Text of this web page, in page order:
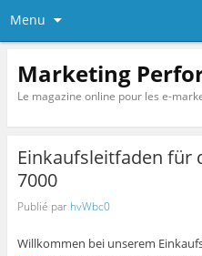
Menu
Marketing
Le magazine online pour les e-
Einkaufsleitfaden für
7000
Publié par hvWbc0
Willkommen bei unserem